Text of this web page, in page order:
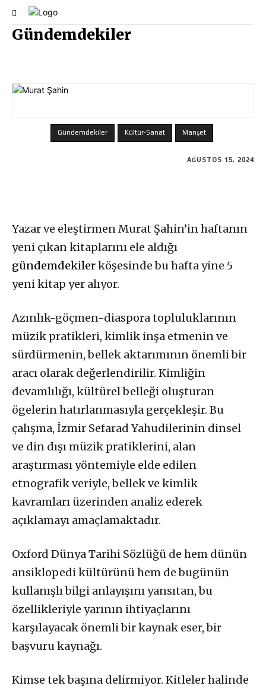
Gündemdekiler
Gündemdekiler Kültür-Sanat Manşet
AĞUSTOS 15, 2024
Yazar ve eleştirmen Murat Şahin’in haftanın
yeni çıkan kitaplarını ele aldığı
gündemdekilerköşesinde bu hafta yine 5
yeni kitap yer alıyor.
Azınlık-göçmen-diaspora topluluklarının
müzik pratikleri, kimlik inşa etmenin ve
sürdürmenin, bellek aktarımının önemli bir
aracı olarak değerlendirilir. Kimliğin
devamlılığı, kültürel belleği oluşturan
ögelerin hatırlanmasıyla gerçekleşir. Bu
çalışma, İzmir Sefarad Yahudilerinin dinsel
ve din dışı müzik pratiklerini, alan
araştırması yöntemiyle elde edilen
etnografik veriyle, bellek ve kimlik
kavramları üzerinden analiz ederek
açıklamayı amaçlamaktadır.
Oxford Dünya Tarihi Sözlüğü de hem dünün
ansiklopedi kültürünü hem de bugünün
kullanışlı bilgi anlayışını yansıtan, bu
özellikleriyle yarının ihtiyaçlarını
karşılayacak önemli bir kaynak eser, bir
başvuru kaynağı.
Kimse tek başına delirmiyor. Kitleler halinde